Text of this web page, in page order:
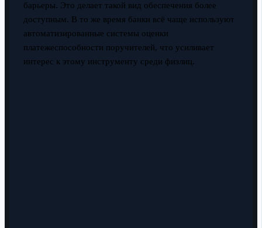
барьеры. Это делает такой вид обеспечения более
доступным. В то же время банки всё чаще используют
автоматизированные системы оценки
платежеспособности поручителей, что усиливает
интерес к этому инструменту среди физлиц.